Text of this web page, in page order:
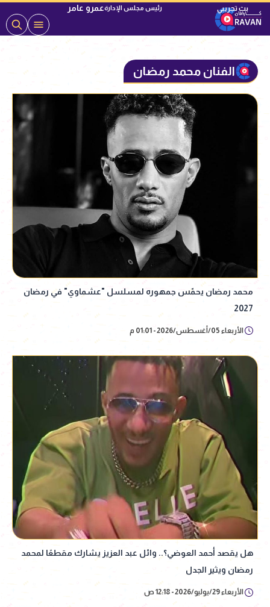
رئيس مجلس الإدارةعمرو عامر
الفنان محمد رمضان
محمد رمضان يحمّس جمهوره لمسلسل "عشماوي" في رمضان
2027
الأربعاء 05/أغسطس/2026 - 01:01 م
هل يقصد أحمد العوضي؟.. وائل عبد العزيز يشارك مقطعًا لمحمد
رمضان ويثير الجدل
الأربعاء 29/يوليو/2026 - 12:18 ص